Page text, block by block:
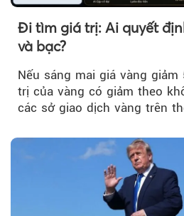
Đi tìm giá trị: Ai quyết
và bạc?
Nếu sáng mai giá vàng giảm
trị của vàng có giảm theo
các sở giao dịch vàng trên